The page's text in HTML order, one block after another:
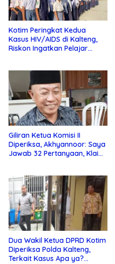
Kotim Peringkat Kedua
Kasus HIV/AIDS di Kalteng,
Riskon Ingatkan Pelajar
Giliran Ketua Komisi II
Diperiksa, Akhyannoor: Saya
Jawab 32 Pertanyaan, Klaim
Dua Wakil Ketua DPRD Kotim
Diperiksa Polda Kalteng,
Terkait Kasus Apa ya?…